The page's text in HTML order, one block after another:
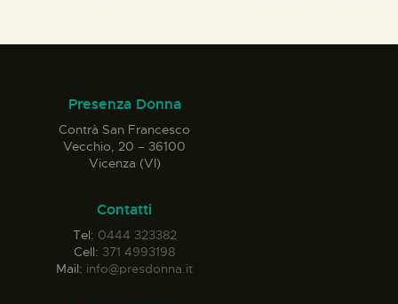
Presenza Donna
Contrà San Francesco
Vecchio, 20 – 36100
Vicenza (VI)
Contatti
Tel: 0444 323382
Cell: 371 4993198
Mail: info@presdonna.it